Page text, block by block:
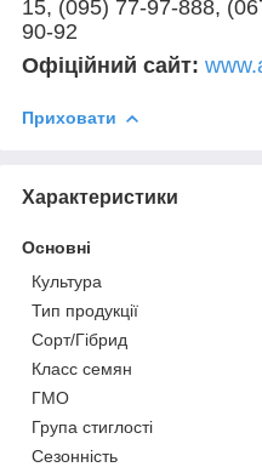
15, (095) 77-97-888,
90-92
Офіційний сайт:
Приховати
Характеристики
Основні
Культура
Тип продукції
Сорт/Гібрид
Класс семян
ГМО
Група стиглості
Сезонність